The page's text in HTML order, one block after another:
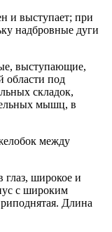
и выступает; при
надбровные дуги
выступающие,
области под
складок,
мышц, в
между
широкое и
с широким
Длина